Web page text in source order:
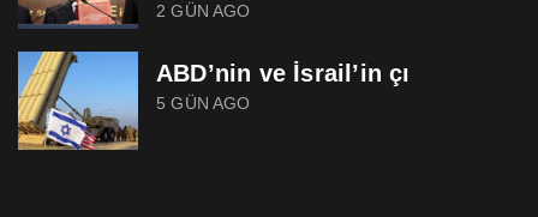
2 GÜN AGO
ABD’nin ve İsrail’in çı
5 GÜN AGO